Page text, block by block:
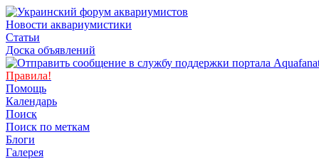
Новости аквариумистики
Статьи
Доска объявлений
Правила!
Помощь
Календарь
Поиск
Поиск по меткам
Блоги
Галерея